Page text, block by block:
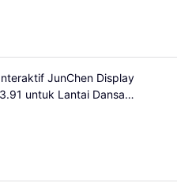
JunChen Display
untuk Lantai Dansa